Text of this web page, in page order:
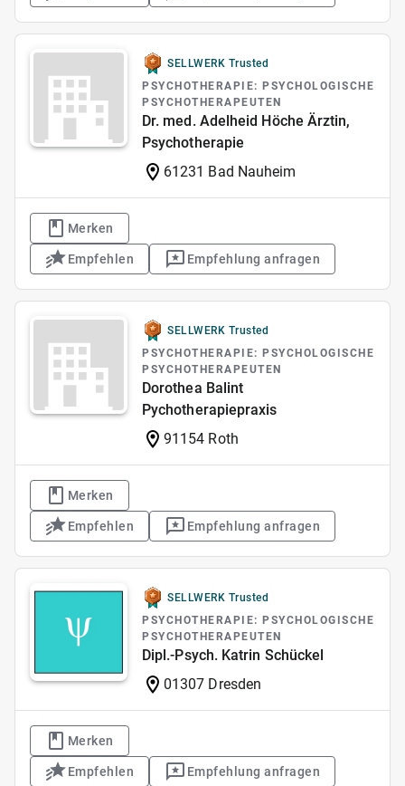
SELLWERK Trusted
PSYCHOTHERAPIE: PSYCHOLOGISCHE
PSYCHOTHERAPEUTEN
Dr. med. Adelheid Höche Ärztin,
Psychotherapie
61231 Bad Nauheim
Merken
Empfehlen Empfehlung anfragen
SELLWERK Trusted
PSYCHOTHERAPIE: PSYCHOLOGISCHE
PSYCHOTHERAPEUTEN
Dorothea Balint
Pychotherapiepraxis
91154 Roth
Merken
Empfehlen Empfehlung anfragen
SELLWERK Trusted
PSYCHOTHERAPIE: PSYCHOLOGISCHE
PSYCHOTHERAPEUTEN
Dipl.-Psych. Katrin Schückel
01307 Dresden
Merken
Empfehlen Empfehlung anfragen